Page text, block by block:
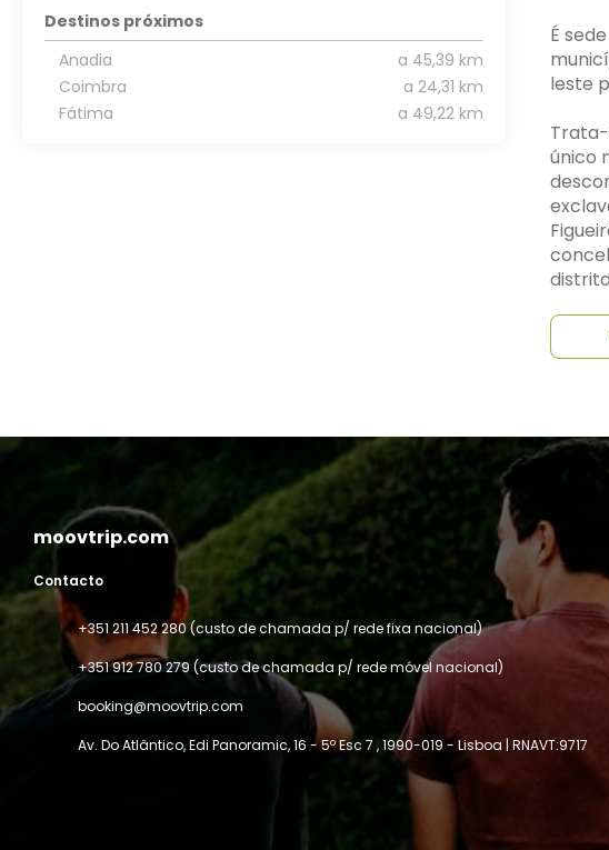
É
leste
único
Destinos próximos
Anadia
a 45,39 km
Coimbra
a 24,31 km
Fátima
a 49,22 km
moovtrip.com
Contacto
+351 211 452 280 (custo de chamada p/ rede fixa nacional)
+351 912 780 279 (custo de chamada p/ rede móvel nacional)
booking@moovtrip.com
Av. Do Atlântico, Edi Panoramic, 16 - 5º Esc 7 , 1990-019 - Lisboa | RNAVT:9717